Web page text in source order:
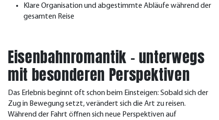
Klare Organisation und abgestimmte Abläufe während der
gesamten Reise
Eisenbahnromantik – unterwegs
mit besonderen Perspektiven
Das Erlebnis beginnt oft schon beim Einsteigen: Sobald sich der
Zug in Bewegung setzt, verändert sich die Art zu reisen.
Während der Fahrt öffnen sich neue Perspektiven auf